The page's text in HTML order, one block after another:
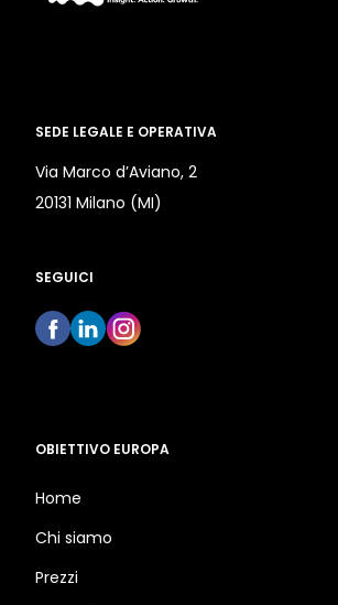
SEDE LEGALE E OPERATIVA
Via Marco d’Aviano, 2
20131 Milano (MI)
SEGUICI
OBIETTIVO EUROPA
Home
Chi siamo
Prezzi